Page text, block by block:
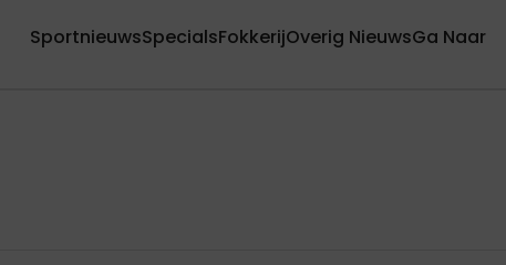
SportnieuwsSpecialsFokkerijOverig NieuwsGa Naar